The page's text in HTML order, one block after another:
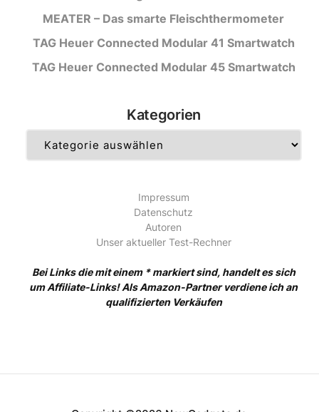
MEATER – Das smarte Fleischthermometer
TAG Heuer Connected Modular 41 Smartwatch
TAG Heuer Connected Modular 45 Smartwatch
Kategorien
Impressum
Datenschutz
Autoren
Unser aktueller Test-Rechner
Bei Links die mit einem * markiert sind, handelt es sich
um Affiliate-Links! Als Amazon-Partner verdiene ich an
qualifizierten Verkäufen